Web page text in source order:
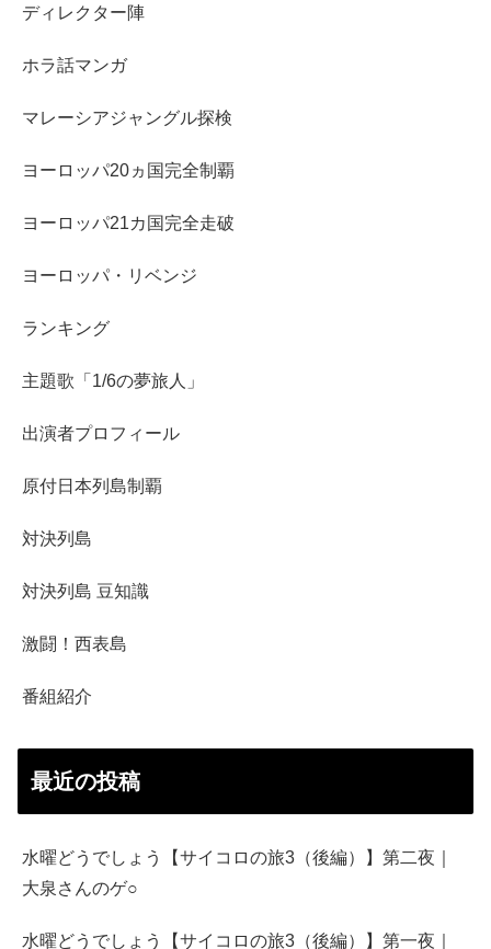
ディレクター陣
ホラ話マンガ
マレーシアジャングル探検
ヨーロッパ20ヵ国完全制覇
ヨーロッパ21カ国完全走破
ヨーロッパ・リベンジ
ランキング
主題歌「1/6の夢旅人」
出演者プロフィール
原付日本列島制覇
対決列島
対決列島 豆知識
激闘！西表島
番組紹介
最近の投稿
水曜どうでしょう【サイコロの旅3（後編）】第二夜｜
大泉さんのゲ○
水曜どうでしょう【サイコロの旅3（後編）】第一夜｜